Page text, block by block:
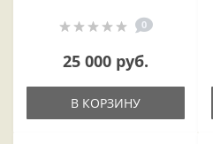
0
25 000 руб.
В КОРЗИНУ